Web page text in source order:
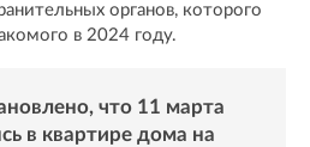
органов, которого
в 2024 году.
что 11 марта
в квартире дома на